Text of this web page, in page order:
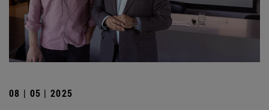
08 | 05 | 2025